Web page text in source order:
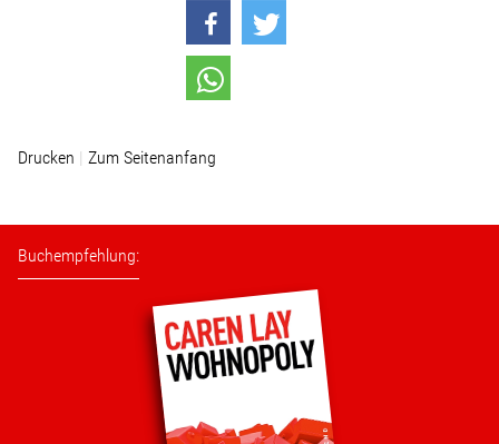
Drucken Zum Seitenanfang
Buchempfehlung: